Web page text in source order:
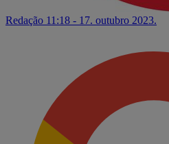
Redação 11:18 - 17. outubro 2023.